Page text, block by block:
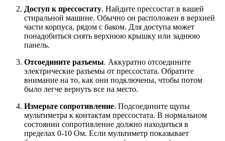
Доступ к прессостату. Найдите прессостат в вашей
стиральной машине. Обычно он расположен в верхней
части корпуса, рядом с баком. Для доступа может
понадобиться снять верхнюю крышку или заднюю
панель.
Отсоедините разъемы. Аккуратно отсоедините
электрические разъемы от прессостата. Обратите
внимание на то, как они подключены, чтобы потом
было легче вернуть все на место.
Измерьте сопротивление. Подсоедините щупы
мультиметра к контактам прессостата. В нормальном
состоянии сопротивление должно находиться в
пределах 0-10 Ом. Если мультиметр показывает